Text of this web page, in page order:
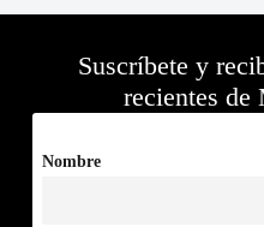
Suscríbete y
recientes
Nombre